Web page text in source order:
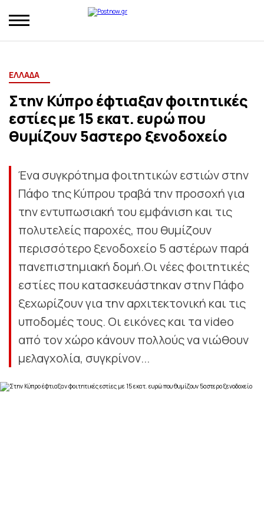
ΕΛΛΑΔΑ
Στην Κύπρο έφτιαξαν φοιτητικές
εστίες με 15 εκατ. ευρώ που
θυμίζουν 5αστερο ξενοδοχείο
Ένα συγκρότημα φοιτητικών εστιών στην
Πάφο της Κύπρου τραβά την προσοχή για
την εντυπωσιακή του εμφάνιση και τις
πολυτελείς παροχές, που θυμίζουν
περισσότερο ξενοδοχείο 5 αστέρων παρά
πανεπιστημιακή δομή.Οι νέες φοιτητικές
εστίες που κατασκευάστηκαν στην Πάφο
ξεχωρίζουν για την αρχιτεκτονική και τις
υποδομές τους. Οι εικόνες και τα video
από τον χώρο κάνουν πολλούς να νιώθουν
μελαγχολία, συγκρίνον...